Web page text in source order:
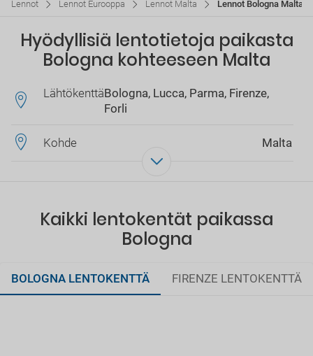
Lennot Lennot Eurooppa Lennot Malta Lennot Bologna Malta
Hyödyllisiä lentotietoja paikasta
Bologna kohteeseen Malta
LähtökenttäBologna, Lucca, Parma, Firenze,
Forli
Kohde Malta
Kaikki lentokentät paikassa
Bologna
BOLOGNA LENTOKENTTÄ FIRENZE LENTOKENTTÄ